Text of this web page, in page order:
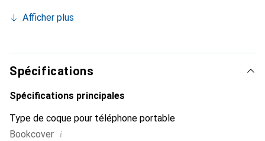
et indispensable pour votre smartphone. Reconnaître
marque Noreve est un choix sûr pour une clientèle
exigeante.
Afficher plus
Spécifications
Spécifications principales
Type de coque pour téléphone portable
Bookcover i